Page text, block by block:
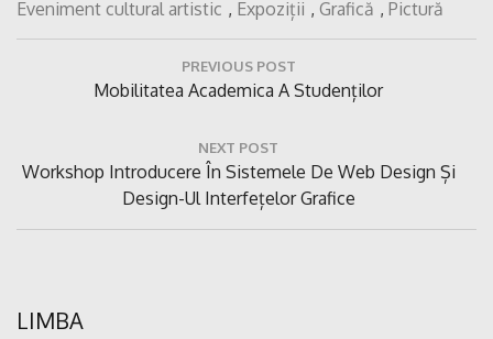
Eveniment cultural artistic , Expoziții , Grafică , Pictură
PREVIOUS POST
Previous
Mobilitatea Academica A Studenților
NEXT POST
Next
Workshop Introducere În Sistemele De Web Design Și
Design-Ul Interfețelor Grafice
LIMBA